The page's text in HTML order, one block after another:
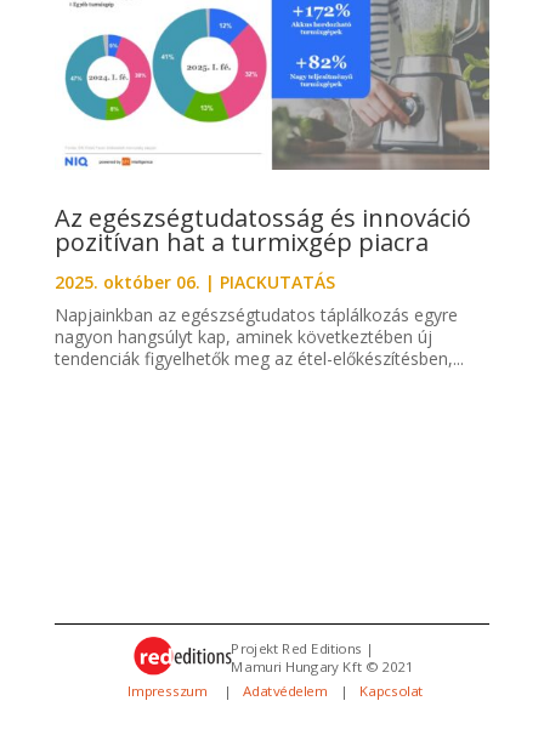
Az egészségtudatosság és innováció
pozitívan hat a turmixgép piacra
2025. október 06. | PIACKUTATÁS
Napjainkban az egészségtudatos táplálkozás egyre
nagyon hangsúlyt kap, aminek következtében új
tendenciák figyelhetők meg az étel-előkészítésben,...
Projekt Red Editions |
Mamuri Hungary Kft © 2021
Impresszum
| Adatvédelem | Kapcsolat